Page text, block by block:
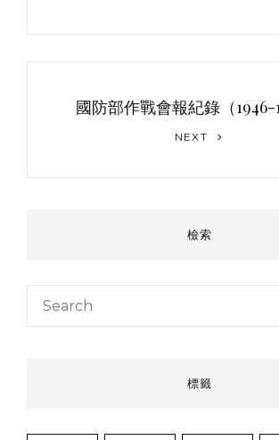
國防部作戰會報紀錄（1946-
NEXT
檢索
Search
標籤